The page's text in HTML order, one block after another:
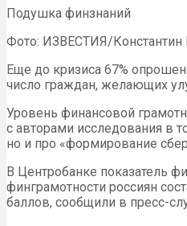
Подушка финзнаний
Фото: ИЗВЕСТИЯ/
Еще до кризиса 67%
число граждан, желающих
Уровень финансовой
с авторами исследования в
но и про «формирование
В Центробанке показатель
финграмотности россиян
баллов, сообщили в пресс-